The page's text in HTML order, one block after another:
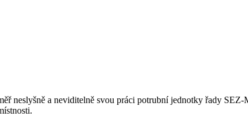
neslyšně a neviditelně svou práci potrubní jednotky řady